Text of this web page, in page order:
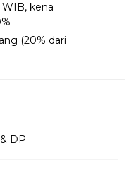
kena
(20% dari
DP